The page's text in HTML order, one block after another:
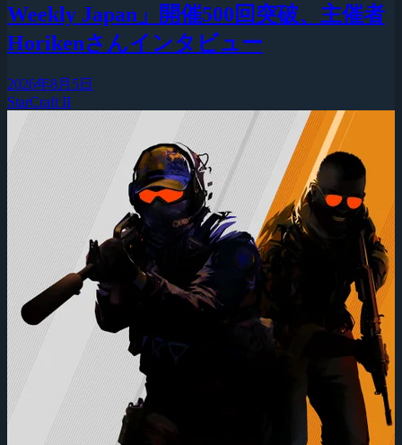
Weekly Japan」開催500回突破、主催者
Horikenさんインタビュー
2026年8月5日
StarCraft II